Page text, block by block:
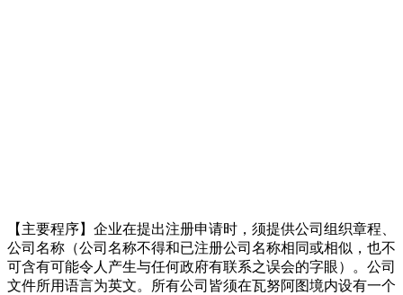
【主要程序】企业在提出注册申请时，须提供公司组织章程、
公司名称（公司名称不得和已注册公司名称相同或相似，也不
可含有可能令人产生与任何政府有联系之误会的字眼）。公司
文件所用语言为英文。所有公司皆须在瓦努阿图境内设有一个